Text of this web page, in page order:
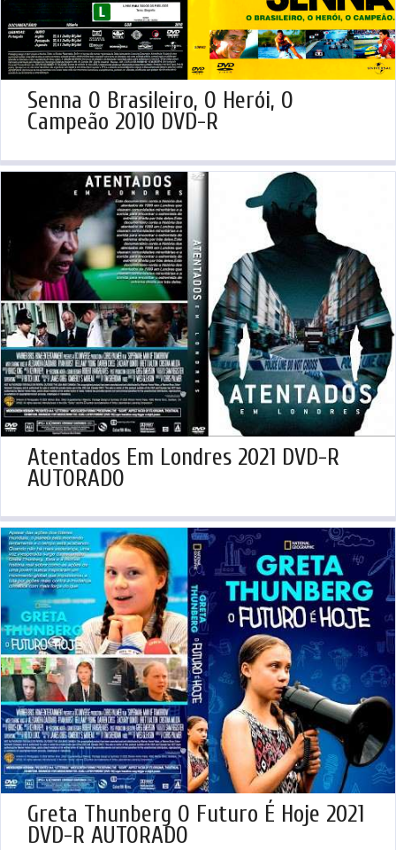
Senna O Brasileiro, O Herói, O
Campeão 2010 DVD-R
Atentados Em Londres 2021 DVD-R
AUTORADO
Greta Thunberg O Futuro É Hoje 2021
DVD-R AUTORADO